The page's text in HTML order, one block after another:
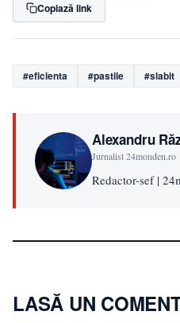
Copiază link
#eficienta #pastile #slabit
Alexandru
Jurnalist 24monden.ro
Redactor-sef |
LASĂ UN